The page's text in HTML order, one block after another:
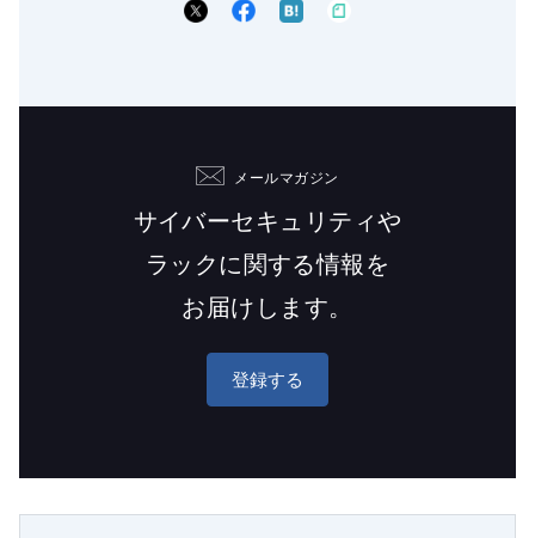
メールマガジン
サイバーセキュリティや
ラックに関する情報を
お届けします。
登録する